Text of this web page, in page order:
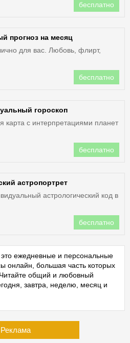
бесплатно
прогноз на месяц
для вас. Любовь, флирт,
бесплатно
гороскоп
карта с интерпретациями планет
бесплатно
астропортрет
астрологический код в
бесплатно
ежедневные и персональные
онлайн, большая часть которых
общий и любовный
завтра, неделю, месяц и
Реклама